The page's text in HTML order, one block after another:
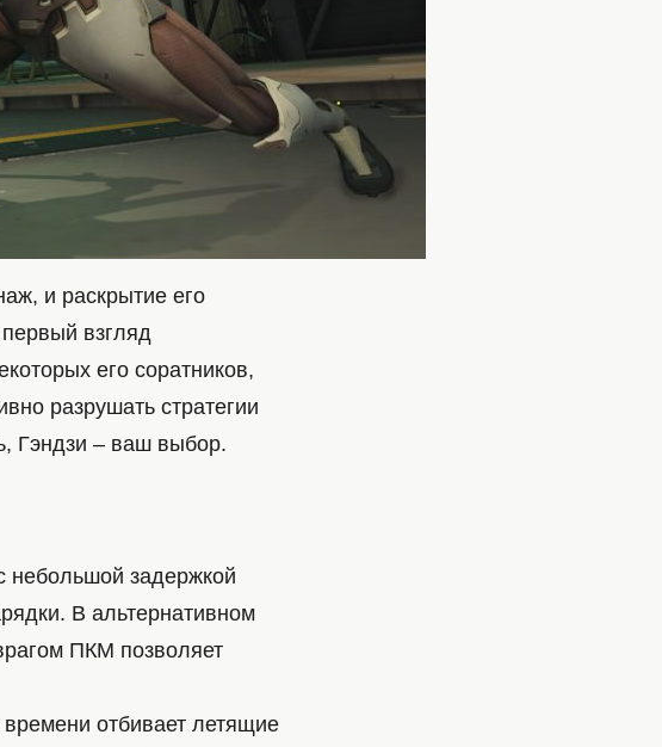
и раскрытие его
взгляд
его соратников,
разрушать стратегии
Гэндзи – ваш выбор.
небольшой задержкой
В альтернативном
ПКМ позволяет
времени отбивает летящие